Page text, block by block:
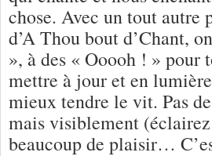
chose. Avec un tout
d’A Thou bout d’Chant,
», à des « Ooooh ! » pour
mettre à jour et en
mieux tendre le vit. Pas
mais visiblement
beaucoup de plaisir…